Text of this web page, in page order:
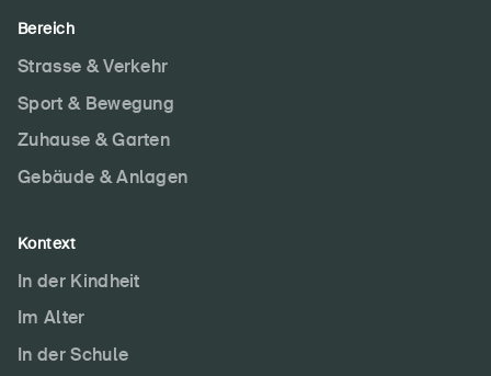
Bereich
Strasse & Verkehr
Sport & Bewegung
Zuhause & Garten
Gebäude & Anlagen
Kontext
In der Kindheit
Im Alter
In der Schule